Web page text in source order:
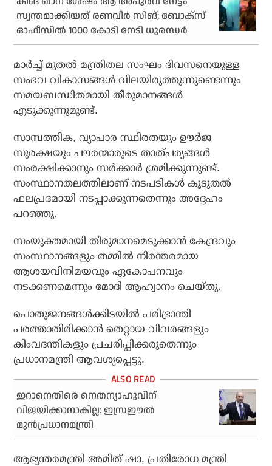
സ്വന്തമാക്കിയത് രണവീര്‍ സിങ്; ബോക്സ്
ഓഫീസില്‍ 1000 കോടി നേടി ധുരന്ധര്‍
മാര്‍ച്ച് മുതല്‍ മന്ത്രിതല സംഘം ദിവസനെയുള്ള
സംഭവ വികാസങ്ങള്‍ വിലയിരുത്തുന്നുണ്ടെന്നും
സമയബന്ധിതമായി തീരുമാനങ്ങള്‍
എടുക്കുന്നുമുണ്ട്.
സാമ്പത്തിക, വ്യാപാര സ്ഥിരതയും ഊര്‍ജ
സുരക്ഷയും പൗരന്മാരുടെ താത്പര്യങ്ങള്‍
സംരക്ഷിക്കാനും സര്‍ക്കാര്‍ ശ്രമിക്കുന്നുണ്ട്.
സംസ്ഥാനതലത്തിലാണ് നടപടികള്‍ കൂടുതല്‍
ഫലപ്രദമായി നടപ്പാക്കുന്നതെന്നും അദ്ദേഹം
പറഞ്ഞു.
സംയുക്തമായി തീരുമാനമെടുക്കാന്‍ കേന്ദ്രവും
സംസ്ഥാനങ്ങളും തമ്മില്‍ നിരന്തരമായ
ആശയവിനിമയവും ഏകോപനവും
നടക്കണമെന്നും മോദി ആഹ്വാനം ചെയ്തു.
പൊതുജനങ്ങള്‍ക്കിടയില്‍ പരിഭ്രാന്തി
പരത്താതിരിക്കാന്‍ തെറ്റായ വിവരങ്ങളും
കിംവദന്തികളും പ്രചരിപ്പിക്കരുതെന്നും
പ്രധാനമന്ത്രി ആവശ്യപ്പെട്ടു.
ഇറാനെതിരെ നെതന്യാഹുവിന്
വിജയിക്കാനാകില്ല: ഇസ്രഈല്‍
മുന്‍പ്രധാനമന്ത്രി
ആഭ്യന്തരമന്ത്രി അമിത് ഷാ, പ്രതിരോധ മന്ത്രി